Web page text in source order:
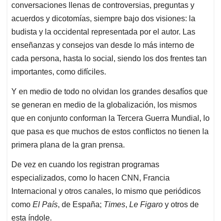
conversaciones llenas de controversias, preguntas y
acuerdos y dicotomías, siempre bajo dos visiones: la
budista y la occidental representada por el autor. Las
enseñanzas y consejos van desde lo más interno de
cada persona, hasta lo social, siendo los dos frentes tan
importantes, como difíciles.
Y en medio de todo no olvidan los grandes desafíos que
se generan en medio de la globalización, los mismos
que en conjunto conforman la Tercera Guerra Mundial, lo
que pasa es que muchos de estos conflictos no tienen la
primera plana de la gran prensa.
De vez en cuando los registran programas
especializados, como lo hacen CNN, Francia
Internacional y otros canales, lo mismo que periódicos
como El País, de España; Times, Le Figaro y otros de
esta índole.